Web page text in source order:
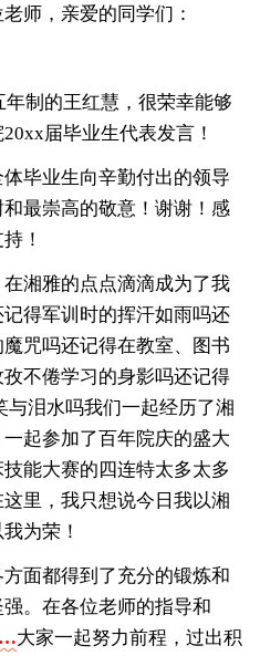
师，亲爱的同学们：
制的王红慧，很荣幸能够
届毕业生代表发言！
毕业生向辛勤付出的领导
最崇高的敬意！谢谢！感
！
湘雅的点点滴滴成为了我
得军训时的挥汗如雨吗还
咒吗还记得在教室、图书
不倦学习的身影吗还记得
与泪水吗我们一起经历了湘
起参加了百年院庆的盛大
能大赛的四连特太多太多
里，我只想说今日我以湘
为荣！
面都得到了充分的锻炼和
。在各位老师的指导和
大家一起努力前程，过出积